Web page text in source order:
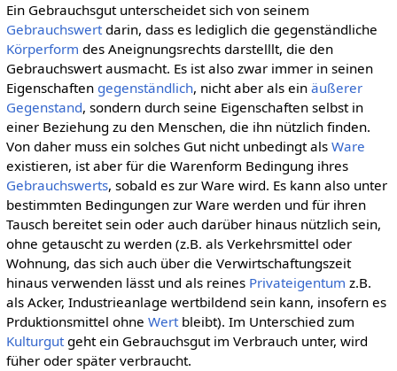
Ein Gebrauchsgut unterscheidet sich von seinem
Gebrauchswertdarin, dass es lediglich die gegenständliche
Körperform des Aneignungsrechts darstelllt, die den
Gebrauchswert ausmacht. Es ist also zwar immer in seinen
Eigenschaften gegenständlich, nicht aber als ein äußerer
Gegenstand, sondern durch seine Eigenschaften selbst in
einer Beziehung zu den Menschen, die ihn nützlich finden.
Von daher muss ein solches Gut nicht unbedingt als Ware
existieren, ist aber für die Warenform Bedingung ihres
Gebrauchswerts, sobald es zur Ware wird. Es kann also unter
bestimmten Bedingungen zur Ware werden und für ihren
Tausch bereitet sein oder auch darüber hinaus nützlich sein,
ohne getauscht zu werden (z.B. als Verkehrsmittel oder
Wohnung, das sich auch über die Verwirtschaftungszeit
hinaus verwenden lässt und als reines Privateigentum z.B.
als Acker, Industrieanlage wertbildend sein kann, insofern es
Prduktionsmittel ohne Wertbleibt). Im Unterschied zum
Kulturgutgeht ein Gebrauchsgut im Verbrauch unter, wird
füher oder später verbraucht.